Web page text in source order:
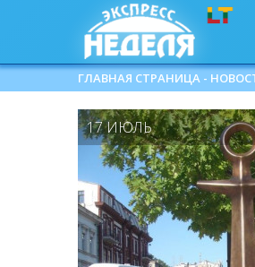
ГЛАВНАЯ СТРАНИЦА -
17 ИЮЛЬ